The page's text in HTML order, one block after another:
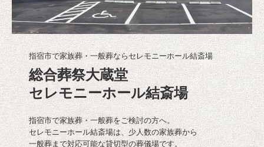
指宿市で家族葬・一般葬ならセレモニーホール結斎場
総合葬祭大蔵堂
セレモニーホール結斎場
指宿市で家族葬・一般葬をご検討の方へ。
セレモニーホール結斎場は、少人数の家族葬から
一般葬まで対応可能な貸切型の葬儀場です。